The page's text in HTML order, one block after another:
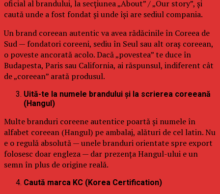
oficial al brandului, la secțiunea „About” / „Our story”, și
caută unde a fost fondat și unde își are sediul compania.
Un brand coreean autentic va avea rădăcinile în Coreea de
Sud — fondatori coreeni, sediu în Seul sau alt oraș coreean,
o poveste ancorată acolo. Dacă „povestea” te duce în
Budapesta, Paris sau California, ai răspunsul, indiferent cât
de „coreean” arată produsul.
Uită-te la numele brandului și la scrierea coreeană
(Hangul)
Multe branduri coreene autentice poartă și numele în
alfabet coreean (Hangul) pe ambalaj, alături de cel latin. Nu
e o regulă absolută — unele branduri orientate spre export
folosesc doar engleza — dar prezența Hangul-ului e un
semn în plus de origine reală.
Caută marca KC (Korea Certification)